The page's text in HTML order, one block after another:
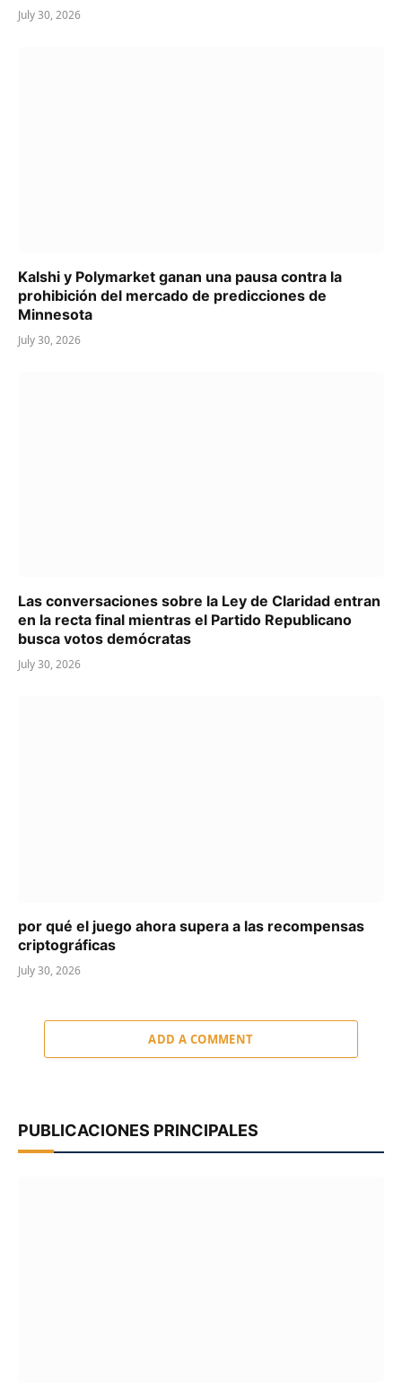
July 30, 2026
Kalshi y Polymarket ganan una pausa contra la
prohibición del mercado de predicciones de
Minnesota
July 30, 2026
Las conversaciones sobre la Ley de Claridad entran
en la recta final mientras el Partido Republicano
busca votos demócratas
July 30, 2026
por qué el juego ahora supera a las recompensas
criptográficas
July 30, 2026
ADD A COMMENT
PUBLICACIONES PRINCIPALES